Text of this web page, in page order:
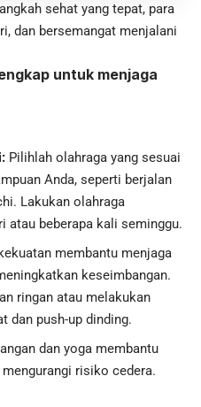
sehat yang tepat, para
dan bersemangat menjalani
untuk menjaga
Pilihlah olahraga yang sesuai
Anda, seperti berjalan
Lakukan olahraga
atau beberapa kali seminggu.
membantu menjaga
keseimbangan.
ringan atau melakukan
dan push-up dinding.
dan yoga membantu
risiko cedera.